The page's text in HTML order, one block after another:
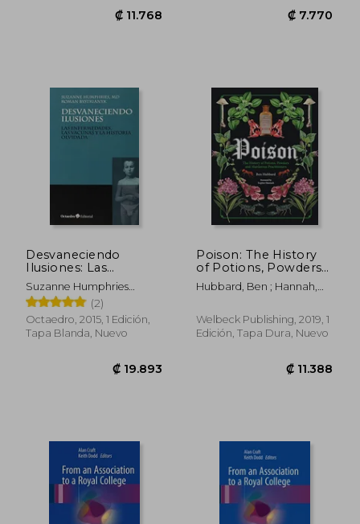
Desvaneciendo
Ilusiones: Las
Enfermedades, las
Vacunas y la Historia
Olvidada
Suzanne Humphries
(Eeuu); Roman Bystrianyk
(Eeuu)
(2)
Octaedro, 2015, 1 Edición,
Tapa Blanda, Nuevo
Poison: The History
of Potions, Powders
and Murderous
Practitioners (en
Hubbard, Ben ; Hannah,
Welbeck Publishing, 2019, 1
Edición, Tapa Dura, Nuevo